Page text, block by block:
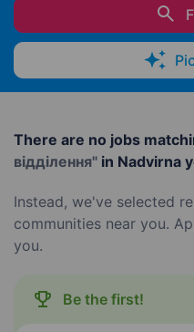
There are no jobs
відділення" in Nadvirna
Instead, we've selected
communities near you.
you.
Be the first!